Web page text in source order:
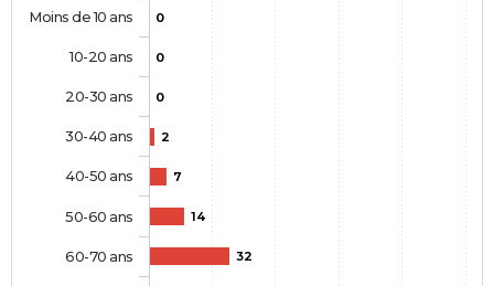
0
0
0
2
7
14
32
Moins de 10 ans
10-20 ans
20-30 ans
30-40 ans
40-50 ans
50-60 ans
60-70 ans